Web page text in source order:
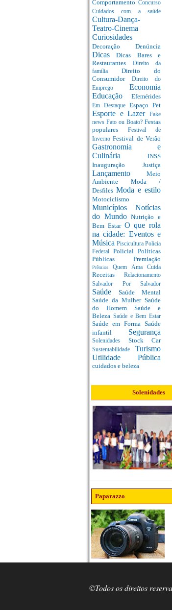
Comportamento Concurso
Cuidados com a saúde
Cultura-Dança-
Teatro-Cinema
Curiosidades
Decoração Denúncia
DicasDicas Bares e
Restaurantes
Direito da
família Direito do
Consumidor Direito do
Emprego Economia
Educação Efemérides
Em Destaque Espaço Pet
Esporte e Lazer
Fake
news Fato ou Boato? Festas
populares
Festival de
InvernoFestival de Verão
Gastronomia e
Culinária INSS
Inauguração Justiça
Lançamento Meio
Ambiente Moda /
Desfiles Moda e estilo
Motociclismo
Municípios Notícias
do MundoNutrição e
Bem Estar O que rola
na cidade: Eventos e
Música Piscicultura Policia
Federal Policial Políticas
Públicas Premiação
PrêmiosQuem Ama Cuida
Receitas Relacionamento
Salvador Por Salvador
Saúde Saúde Mental
Saúde da Mulher Saúde
do Homem Saúde e
Beleza Saúde e Bem Estar
Saúde em Forma Saúde
infantil Segurança
Solenidades Stock Car
Sustentabilidade Turismo
Utilidade Pública
cuidados e beleza
Solenidades
Paparazzo
©Todos os direitos